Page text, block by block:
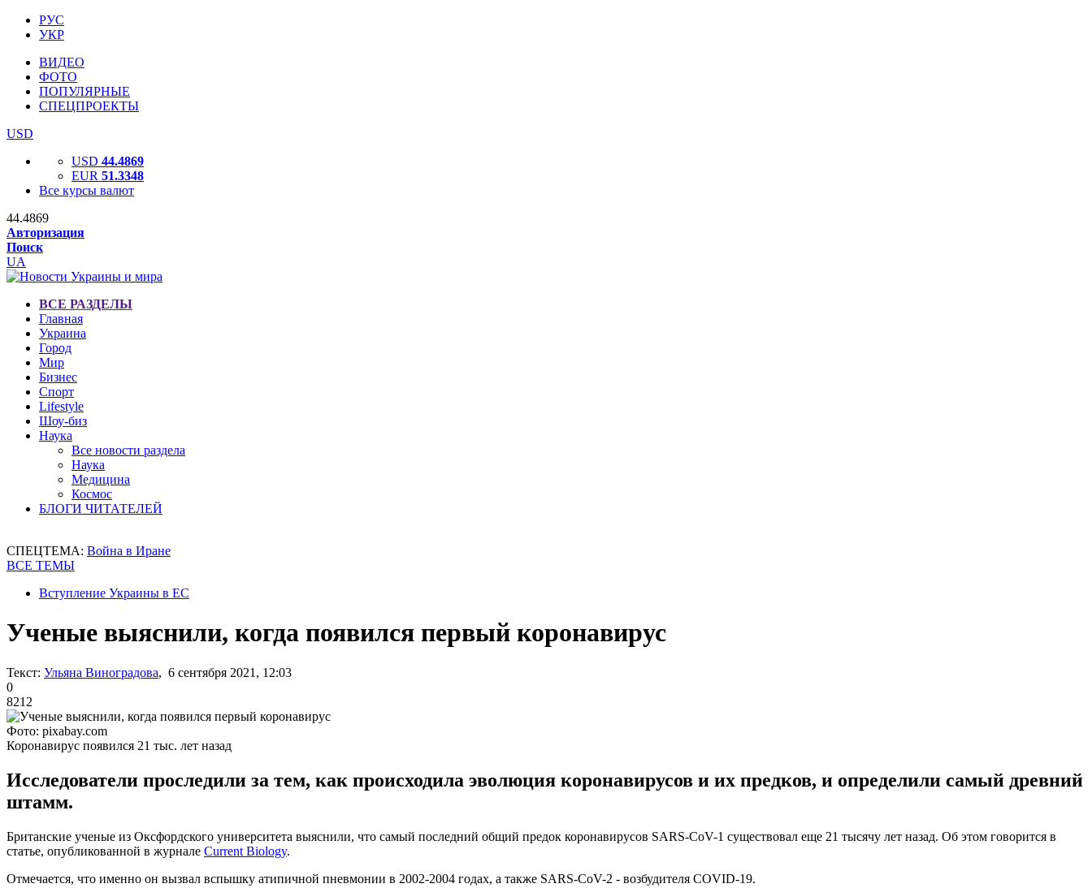
РУС
УКР
ВИДЕО
ФОТО
ПОПУЛЯРНЫЕ
СПЕЦПРОЕКТЫ
USD
USD 44.4869
EUR 51.3348
Все курсы валют
44.4869
Авторизация
Поиск
UA
ВСЕ РАЗДЕЛЫ
Главная
Украина
Город
Мир
Бизнес
Спорт
Lifestyle
Шоу-биз
Наука
Все новости раздела
Наука
Медицина
Космос
БЛОГИ ЧИТАТЕЛЕЙ
СПЕЦТЕМА: Война в Иране
ВСЕ ТЕМЫ
Вступление Украины в ЕС
Ученые выяснили, когда появился первый коронавирус
Текст: Ульяна Виноградова, 6 сентября 2021, 12:03
0
8212
Фото: pixabay.com
Коронавирус появился 21 тыс. лет назад
Исследователи проследили за тем, как происходила эволюция коронавирусов и их предков, и определили самый древний
штамм.
Британские ученые из Оксфордского университета выяснили, что самый последний общий предок коронавирусов SARS-CoV-1 существовал еще 21 тысячу лет назад. Об этом говорится в
статье, опубликованной в журнале Current Biology.
Отмечается, что именно он вызвал вспышку атипичной пневмонии в 2002-2004 годах, а также SARS-CoV-2 - возбудителя COVID-19.